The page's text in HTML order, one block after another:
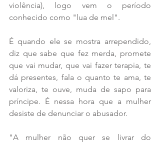
violência), logo vem o período
conhecido como "lua de mel".
É quando ele se mostra arrependido,
diz que sabe que fez merda, promete
que vai mudar, que vai fazer terapia, te
dá presentes, fala o quanto te ama, te
valoriza, te ouve, muda de sapo para
príncipe. É nessa hora que a mulher
desiste de denunciar o abusador.
"A mulher não quer se livrar do